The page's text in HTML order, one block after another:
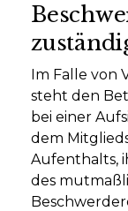
Im Falle von
steht den
bei einer
dem
Aufenthalts,
des